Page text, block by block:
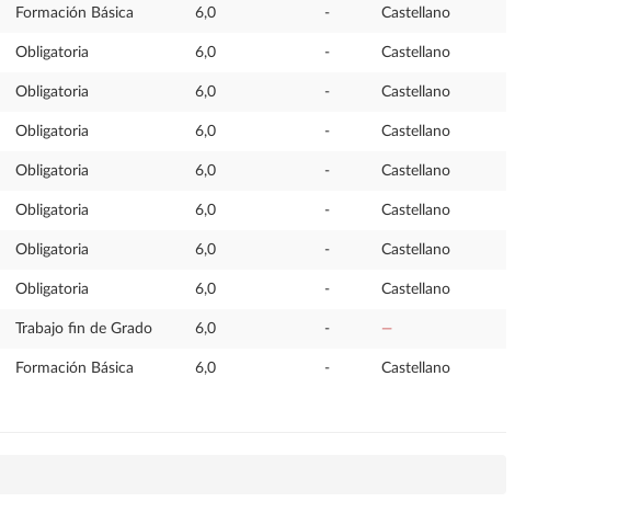
Formación Básica 6,0 - Castellano
Obligatoria 6,0 - Castellano
Obligatoria 6,0 - Castellano
Obligatoria 6,0 - Castellano
Obligatoria 6,0 - Castellano
Obligatoria 6,0 - Castellano
Obligatoria 6,0 - Castellano
Obligatoria 6,0 - Castellano
Trabajo fin de Grado 6,0 - —
Formación Básica 6,0 - Castellano